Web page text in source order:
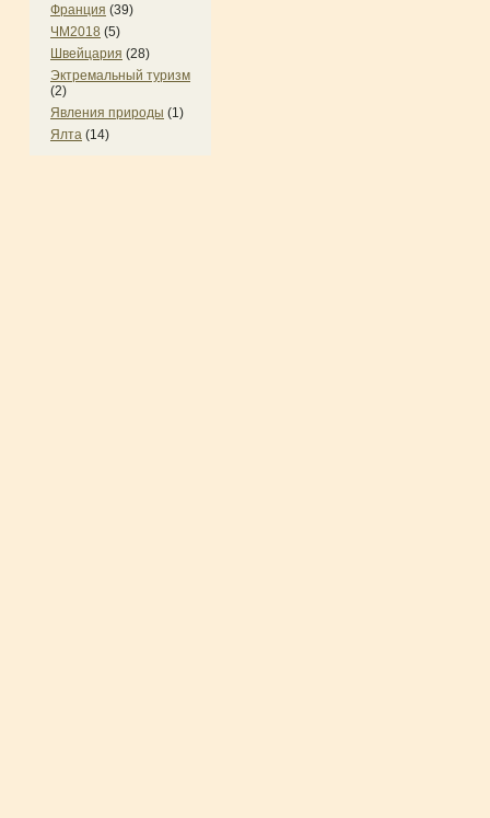
Франция (39)
ЧМ2018 (5)
Швейцария (28)
Эктремальный туризм
(2)
Явления природы (1)
Ялта (14)